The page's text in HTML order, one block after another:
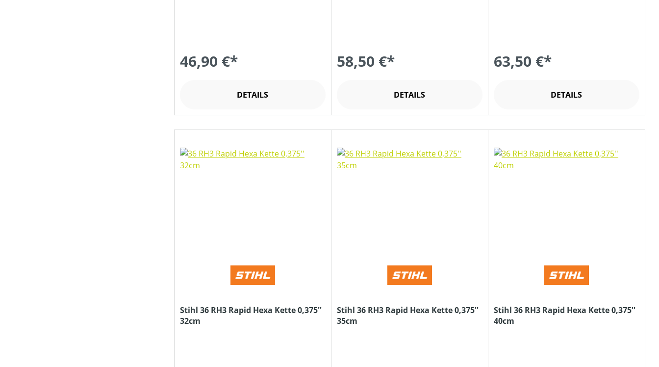
46,90 €*
DETAILS
58,50 €*
DETAILS
63,50 €*
DETAILS
Stihl 36 RH3 Rapid Hexa Kette 0,375''
32cm
Stihl 36 RH3 Rapid Hexa Kette 0,375''
35cm
Stihl 36 RH3 Rapid Hexa Kette 0,375''
40cm